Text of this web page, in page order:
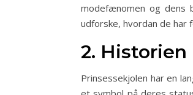
modefænomen og dens
udforske, hvordan de
2.
Prinsessekjolen har en